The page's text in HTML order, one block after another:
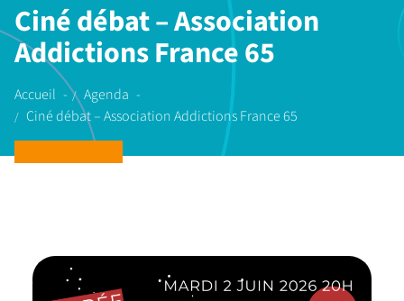
Ciné débat – Association
Addictions France 65
Accueil
Agenda
Ciné débat – Association Addictions France 65